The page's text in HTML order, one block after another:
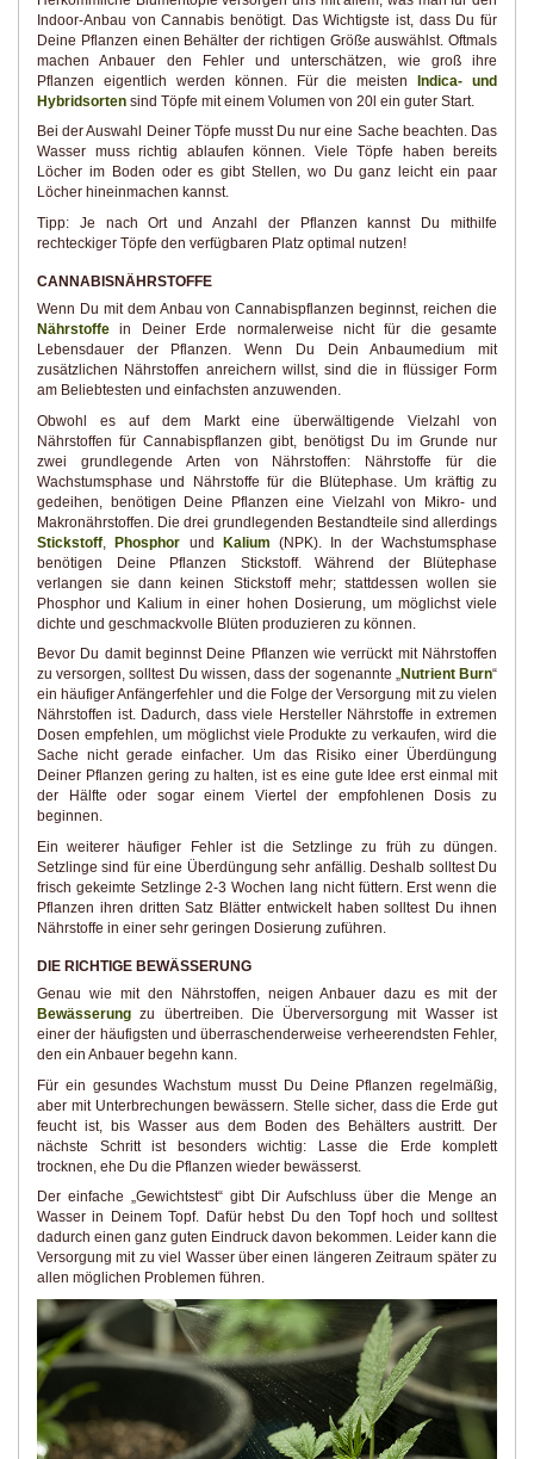
Indoor-Anbau von Cannabis benötigt. Das Wichtigste ist, dass Du für
Deine Pflanzen einen Behälter der richtigen Größe auswählst. Oftmals
machen Anbauer den Fehler und unterschätzen, wie groß ihre
Pflanzen eigentlich werden können. Für die meisten
Indica- und
Hybridsorten sind Töpfe mit einem Volumen von 20l ein guter Start.
Bei der Auswahl Deiner Töpfe musst Du nur eine Sache beachten. Das
Wasser muss richtig ablaufen können. Viele Töpfe haben bereits
Löcher im Boden oder es gibt Stellen, wo Du ganz leicht ein paar
Löcher hineinmachen kannst.
Tipp: Je nach Ort und Anzahl der Pflanzen kannst Du mithilfe
rechteckiger Töpfe den verfügbaren Platz optimal nutzen!
CANNABISNÄHRSTOFFE
Wenn Du mit dem Anbau von Cannabispflanzen beginnst, reichen die
Nährstoffe in Deiner Erde normalerweise nicht für die gesamte
Lebensdauer der Pflanzen. Wenn Du Dein Anbaumedium mit
zusätzlichen Nährstoffen anreichern willst, sind die in flüssiger Form
am Beliebtesten und einfachsten anzuwenden.
Obwohl es auf dem Markt eine überwältigende Vielzahl von
Nährstoffen für Cannabispflanzen gibt, benötigst Du im Grunde nur
zwei grundlegende Arten von Nährstoffen: Nährstoffe für die
Wachstumsphase und Nährstoffe für die Blütephase. Um kräftig zu
gedeihen, benötigen Deine Pflanzen eine Vielzahl von Mikro- und
Makronährstoffen. Die drei grundlegenden Bestandteile sind allerdings
Stickstoff, Phosphor und Kalium (NPK). In der Wachstumsphase
benötigen Deine Pflanzen Stickstoff. Während der Blütephase
verlangen sie dann keinen Stickstoff mehr; stattdessen wollen sie
Phosphor und Kalium in einer hohen Dosierung, um möglichst viele
dichte und geschmackvolle Blüten produzieren zu können.
Bevor Du damit beginnst Deine Pflanzen wie verrückt mit Nährstoffen
zu versorgen, solltest Du wissen, dass der sogenannte „Nutrient Burn“
ein häufiger Anfängerfehler und die Folge der Versorgung mit zu vielen
Nährstoffen ist. Dadurch, dass viele Hersteller Nährstoffe in extremen
Dosen empfehlen, um möglichst viele Produkte zu verkaufen, wird die
Sache nicht gerade einfacher. Um das Risiko einer Überdüngung
Deiner Pflanzen gering zu halten, ist es eine gute Idee erst einmal mit
der Hälfte oder sogar einem Viertel der empfohlenen Dosis zu
beginnen.
Ein weiterer häufiger Fehler ist die Setzlinge zu früh zu düngen.
Setzlinge sind für eine Überdüngung sehr anfällig. Deshalb solltest Du
frisch gekeimte Setzlinge 2-3 Wochen lang nicht füttern. Erst wenn die
Pflanzen ihren dritten Satz Blätter entwickelt haben solltest Du ihnen
Nährstoffe in einer sehr geringen Dosierung zuführen.
DIE RICHTIGE BEWÄSSERUNG
Genau wie mit den Nährstoffen, neigen Anbauer dazu es mit der
Bewässerung zu übertreiben. Die Überversorgung mit Wasser ist
einer der häufigsten und überraschenderweise verheerendsten Fehler,
den ein Anbauer begehn kann.
Für ein gesundes Wachstum musst Du Deine Pflanzen regelmäßig,
aber mit Unterbrechungen bewässern. Stelle sicher, dass die Erde gut
feucht ist, bis Wasser aus dem Boden des Behälters austritt. Der
nächste Schritt ist besonders wichtig: Lasse die Erde komplett
trocknen, ehe Du die Pflanzen wieder bewässerst.
Der einfache „Gewichtstest“ gibt Dir Aufschluss über die Menge an
Wasser in Deinem Topf. Dafür hebst Du den Topf hoch und solltest
dadurch einen ganz guten Eindruck davon bekommen. Leider kann die
Versorgung mit zu viel Wasser über einen längeren Zeitraum später zu
allen möglichen Problemen führen.